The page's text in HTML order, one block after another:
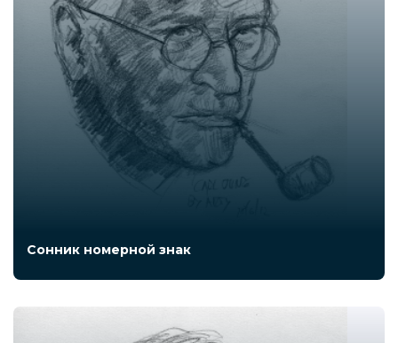
Сонник номерной знак